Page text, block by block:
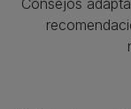
Consejos